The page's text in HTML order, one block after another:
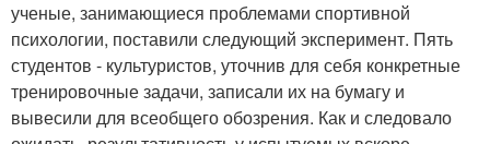
ученые, занимающиеся проблемами спортивной
психологии, поставили следующий эксперимент. Пять
студентов - культуристов, уточнив для себя конкретные
тренировочные задачи, записали их на бумагу и
вывесили для всеобщего обозрения. Как и следовало